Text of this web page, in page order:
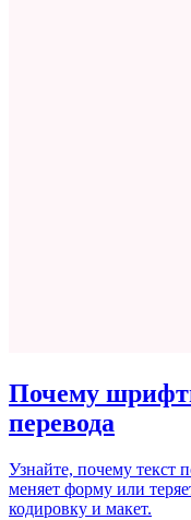
Почему
перевода
Узнайте, почему текст
меняет форму или
кодировку и макет.